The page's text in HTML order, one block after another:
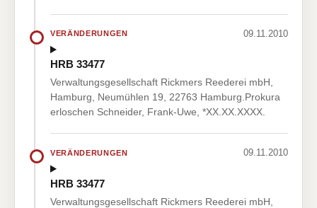
VERÄNDERUNGEN 09.11.2010
HRB 33477
Verwaltungsgesellschaft Rickmers Reederei mbH,
Hamburg, Neumühlen 19, 22763 Hamburg.Prokura
erloschen Schneider, Frank-Uwe, *XX.XX.XXXX.
VERÄNDERUNGEN 09.11.2010
HRB 33477
Verwaltungsgesellschaft Rickmers Reederei mbH,